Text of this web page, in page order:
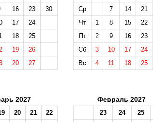
16 23
30
17
24
18
25
19
26
20 27
Ср
7 14 21
Чт
1 8 15 22
Пт
2 9 16 23
Сб
3 10 17 24
Вс
4 11 18 25
2027
20 21
22
Февраль 2027
23 24 25